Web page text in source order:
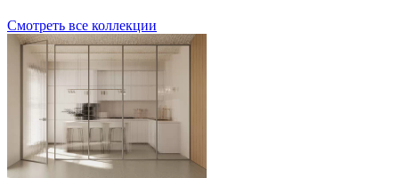
Смотреть все коллекции